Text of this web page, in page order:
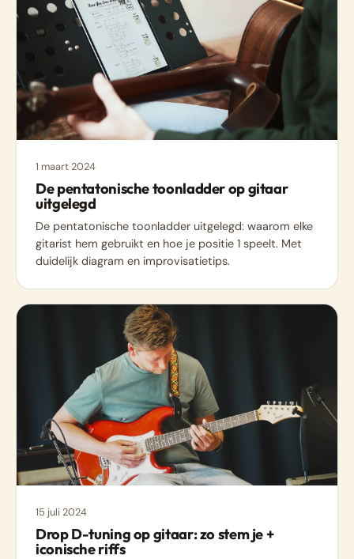
1 maart 2024
De pentatonische toonladder op gitaar
uitgelegd
De pentatonische toonladder uitgelegd: waarom elke
gitarist hem gebruikt en hoe je positie 1 speelt. Met
duidelijk diagram en improvisatietips.
15 juli 2024
Drop D-tuning op gitaar: zo stem je +
iconische riffs